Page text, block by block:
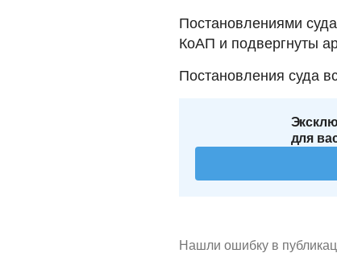
Постановлениями
КоАП и подвергнуты
Постановления суда
для
Нашли ошибку в